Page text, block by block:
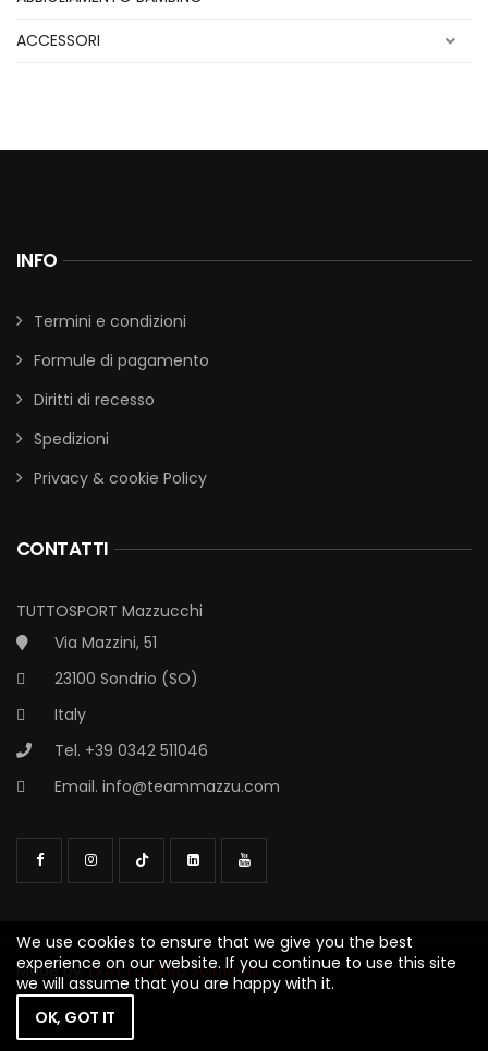
ACCESSORI
INFO
Termini e condizioni
Formule di pagamento
Diritti di recesso
Spedizioni
Privacy & cookie Policy
CONTATTI
TUTTOSPORT Mazzucchi
Via Mazzini, 51
23100 Sondrio (SO)
Italy
Tel. +39 0342 511046
Email. info@teammazzu.com
Made byTRATTO Web Solutions
We use cookies to ensure that we give you the best
experience on our website. If you continue to use this site
we will assume that you are happy with it.
OK, GOT IT